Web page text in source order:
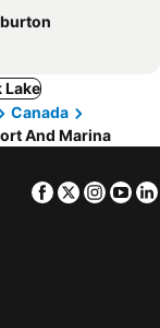
Lake
Canada
And Marina
Facebook
Twitter